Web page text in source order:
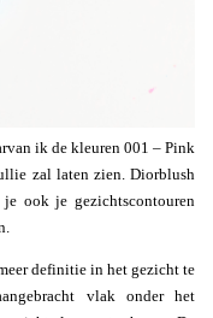
ik de kleuren 001 – Pink
zal laten zien. Diorblush
ook je gezichtscontouren
definitie in het gezicht te
vlak onder het